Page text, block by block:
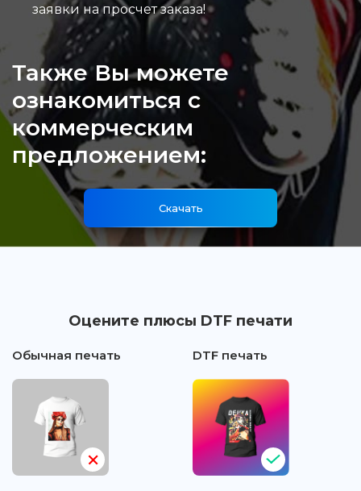
заявки на просчет заказа!
Также Вы можете
ознакомиться с
коммерческим
предложением:
Скачать
Оцените плюсы DTF печати
Обычная печать DTF печать